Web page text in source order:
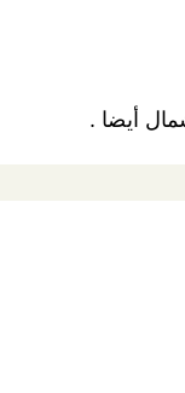
أيضا .